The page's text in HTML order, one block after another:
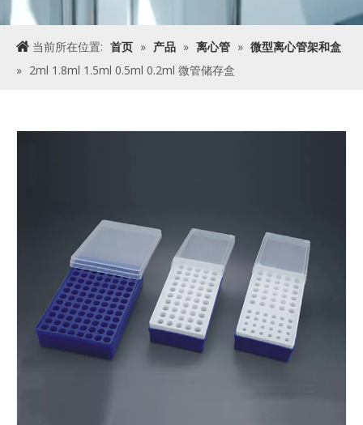
当前所在位置: 首页 » 产品 » 离心管 » 微型离心管架和盒
» 2ml 1.8ml 1.5ml 0.5ml 0.2ml 微管储存盒